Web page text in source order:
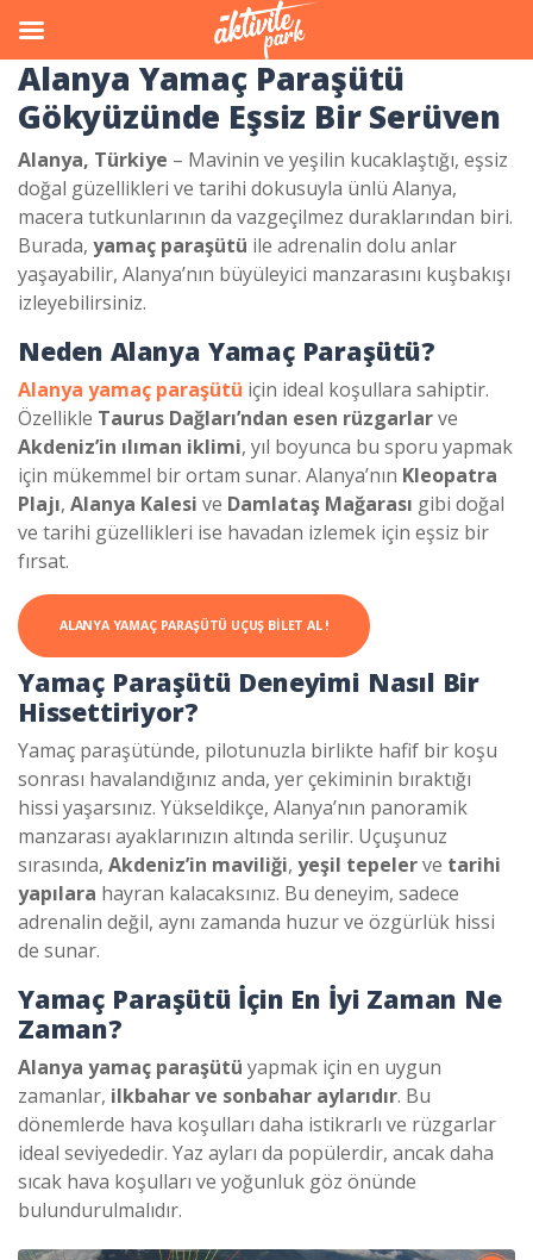
Alanya Yamaç Paraşütü
Gökyüzünde Eşsiz Bir Serüven
Alanya, Türkiye – Mavinin ve yeşilin kucaklaştığı, eşsiz
doğal güzellikleri ve tarihi dokusuyla ünlü Alanya,
macera tutkunlarının da vazgeçilmez duraklarından biri.
Burada, yamaç paraşütü ile adrenalin dolu anlar
yaşayabilir, Alanya’nın büyüleyici manzarasını kuşbakışı
izleyebilirsiniz.
Neden Alanya Yamaç Paraşütü?
Alanya yamaç paraşütü için ideal koşullara sahiptir.
Özellikle Taurus Dağları’ndan esen rüzgarlarve
Akdeniz’in ılıman iklimi, yıl boyunca bu sporu yapmak
için mükemmel bir ortam sunar. Alanya’nın Kleopatra
Plajı, Alanya Kalesi ve Damlataş Mağarası gibi doğal
ve tarihi güzellikleri ise havadan izlemek için eşsiz bir
fırsat.
ALANYA YAMAÇ PARAŞÜTÜ UÇUŞ BILET AL !
Yamaç Paraşütü Deneyimi Nasıl Bir
Hissettiriyor?
Yamaç paraşütünde, pilotunuzla birlikte hafif bir koşu
sonrası havalandığınız anda, yer çekiminin bıraktığı
hissi yaşarsınız. Yükseldikçe, Alanya’nın panoramik
manzarası ayaklarınızın altında serilir. Uçuşunuz
sırasında, Akdeniz’in maviliği, yeşil tepelerve tarihi
yapılara hayran kalacaksınız. Bu deneyim, sadece
adrenalin değil, aynı zamanda huzur ve özgürlük hissi
de sunar.
Yamaç Paraşütü İçin En İyi Zaman Ne
Zaman?
Alanya yamaç paraşütü yapmak için en uygun
zamanlar, ilkbahar ve sonbahar aylarıdır. Bu
dönemlerde hava koşulları daha istikrarlı ve rüzgarlar
ideal seviyededir. Yaz ayları da popülerdir, ancak daha
sıcak hava koşulları ve yoğunluk göz önünde
bulundurulmalıdır.